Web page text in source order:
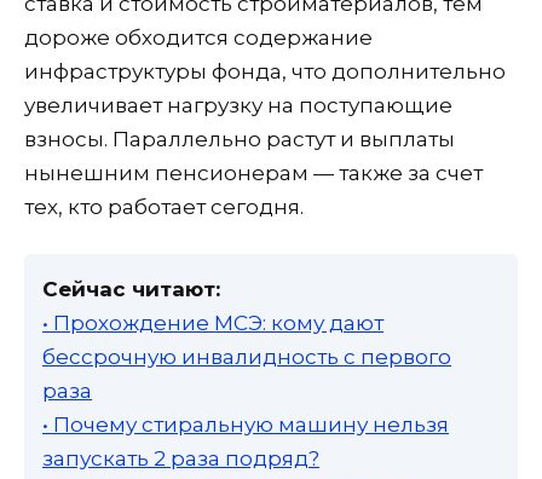
дороже обходится содержание
инфраструктуры фонда, что дополнительно
увеличивает нагрузку на поступающие
взносы. Параллельно растут и выплаты
нынешним пенсионерам — также за счет
тех, кто работает сегодня.
Сейчас читают:
• Прохождение МСЭ: кому дают
бессрочную инвалидность с первого
раза
• Почему стиральную машину нельзя
запускать 2 раза подряд?